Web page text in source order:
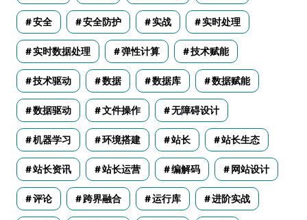
安全 安全防护 实战 实时处理
实时数据处理 弹性计算 技术赋能
技术驱动 数据 数据库 数据赋能
数据驱动 文件操作 无障碍设计
机器学习 环境搭建 站长 站长生态
站长资讯 站长运营 编解码 网站设计
评论 跨界融合 运行库 进阶实战